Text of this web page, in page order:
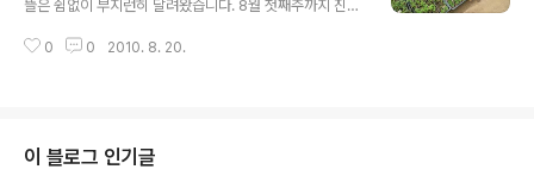
뜰은 쉼없이 부지런히 달려왔습니다. 8월 첫째주까지 진행
는 꿈뜰도 방학을 했답니다. 짧지고 길지도 않은 2주간이
식물을 챙기는 일은 하루라도 쉴 수가 없닶니다. 식물들에
게는 방학이 없으니까요^^ 지난 6월 9일에 꺾꽂이한 국화
0 0 2010. 8. 20.
이 블로그 인기글